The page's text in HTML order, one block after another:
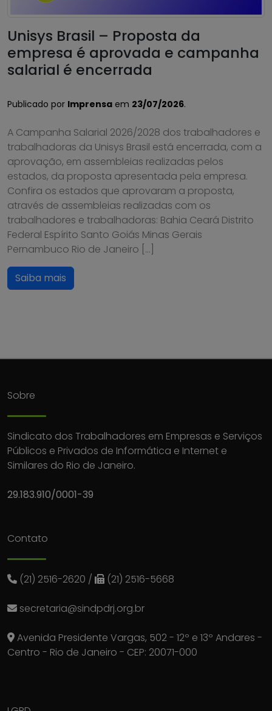
Unisys Brasil – Proposta da
empresa é aprovada e campanha
salarial é encerrada
Publicado por Imprensa em 23/07/2026.
A Campanha Salarial 2026/2028 dos trabalhadores e
trabalhadoras da Unisys Brasil está encerrada, com a
aprovação, em assembleias realizadas pelos
estados, da proposta apresentada pela empresa.
Confira os estados que aprovaram a proposta,
através de assembleias realizadas com os
trabalhadores e trabalhadoras: Bahia Ceará Distrito
Federal Espírito Santo Goiás Minas Gerais
Pernambuco Rio de Janeiro […]
Saiba mais
Sobre
Sindicato dos Trabalhadores em Empresas e Serviços
Públicos e Privados de Informática e Internet e
Similares do Rio de Janeiro.
29.183.910/0001-39
Contato
(21) 2516-2620 / (21) 2516-5668
secretaria@sindpdrj.org.br
Avenida Presidente Vargas, 502 - 12º e 13º Andares -
Centro - Rio de Janeiro - CEP: 20071-000